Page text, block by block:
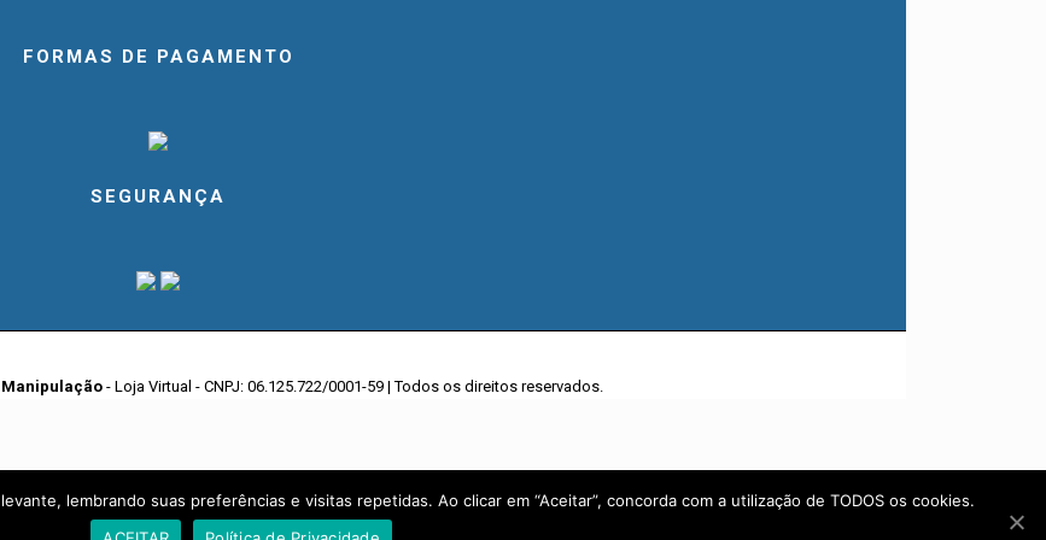
FORMAS DE PAGAMENTO
SEGURANÇA
- Loja Virtual - CNPJ: 06.125.722/0001-59 | Todos os direitos reservados.
lembrando suas preferências e visitas repetidas. Ao clicar em “Aceitar”, concorda com a utilização de TODOS os cookies.